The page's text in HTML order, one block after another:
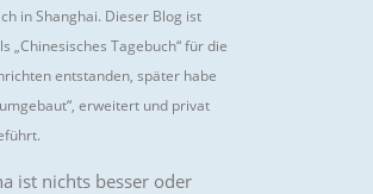
in Shanghai. Dieser Blog ist
„Chinesisches Tagebuch“ für die
entstanden, später habe
erweitert und privat
ist nichts besser oder